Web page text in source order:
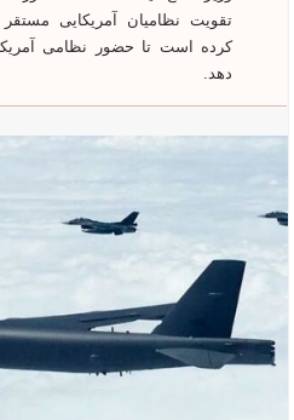
تقویت نظامیان آمریکایی
کرده است تا حضور نظامی
دهد.